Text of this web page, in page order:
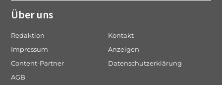
Über uns
Redaktion
Kontakt
Impressum
Anzeigen
Content-Partner
Datenschutzerklärung
AGB